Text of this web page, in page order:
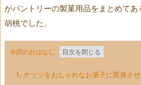
がパントリーの製菓用品をまとめて
胡桃でした。
今回のおはなし
1. ナッツをおしゃれなお菓子に変身さ